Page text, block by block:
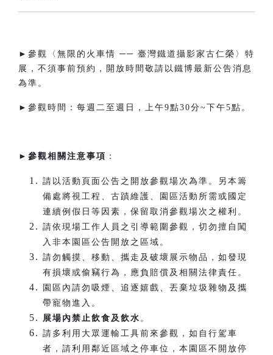
►參觀〈無限的火車情 ── 臺灣鐵道攝影家古仁榮〉特
展，不須事前預約，開放時間敬請以鐵博最新公告消息
為準。
►參觀時間：每週二至週日，上午9點30分~下午5點。​
► 參觀相關注意事項 ：
請以活動頁面公告之開放參觀場次為準。另本籌
備處將視工程、古蹟維護、園區活動所需或國定
連續例假日等因素，保留取消參觀場次之權利。
請依現場工作人員之引導範圍參觀，切勿擅自闖
入非本園區公告開放之區域。
請勿觸摸、移動、攜走及破壞展示物品，如發現
有損壞或偷竊行為，應負賠償及相關法律責任。
園區內請勿吸煙、追逐嬉戲、丟棄垃圾雜物及攜
帶寵物進入。
展場內禁止飲食及飲水 。
請多利用大眾運輸工具前來參觀，如自行駕車
者，請利用鄰近區域之停車位，本園區不開放停